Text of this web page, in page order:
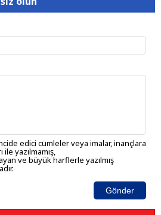
edici cümleler veya imalar, inançlara
ile yazılmamış,
ve büyük harflerle yazılmış
Gönder